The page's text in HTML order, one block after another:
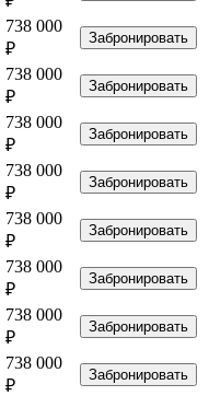
738 000
₽
Забронировать
738 000
₽
Забронировать
738 000
₽
Забронировать
738 000
₽
Забронировать
738 000
₽
Забронировать
738 000
₽
Забронировать
738 000
₽
Забронировать
738 000
₽
Забронировать